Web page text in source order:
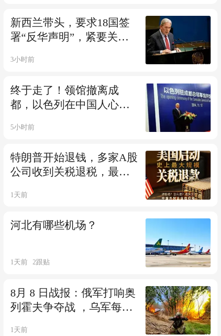
新西兰带头，要求18国签
署“反华声明”，紧要关
3小时前
终于走了！领馆撤离成
都，以色列在中国人心中
5小时前
特朗普开始退钱，多家A股
公司收到关税退税，最高
1天前
河北有哪些机场？
1天前 2跟贴
8月 8 日战报：俄军打响奥
列霍夫争夺战 ，乌军每月
1天前